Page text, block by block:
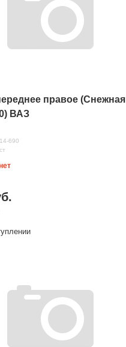
правое (Снежная
ВАЗ
690